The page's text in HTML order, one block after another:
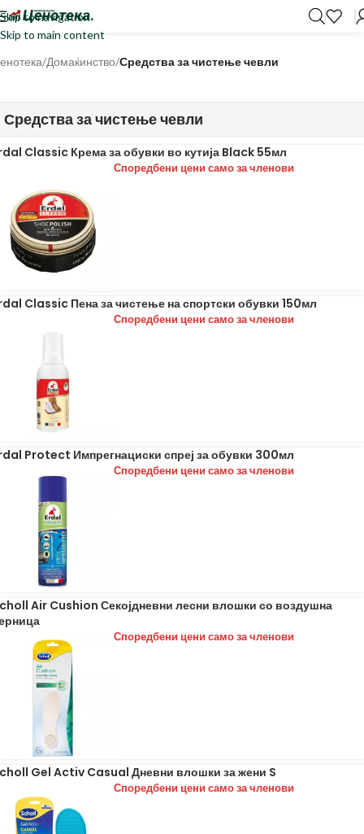
Skip to navigation
Skip to main content
/Домаќинство/Средства за чистење чевли
Средства за чистење чевли
Classic Крема за обувки во кутија Black 55мл
Споредбени цени само за членови
Classic Пена за чистење на спортски обувки 150мл
Споредбени цени само за членови
Protect Импрегнациски спреј за обувки 300мл
Споредбени цени само за членови
Air Cushion Секојдневни лесни влошки со воздушна
Споредбени цени само за членови
Gel Activ Casual Дневни влошки за жени S
Споредбени цени само за членови